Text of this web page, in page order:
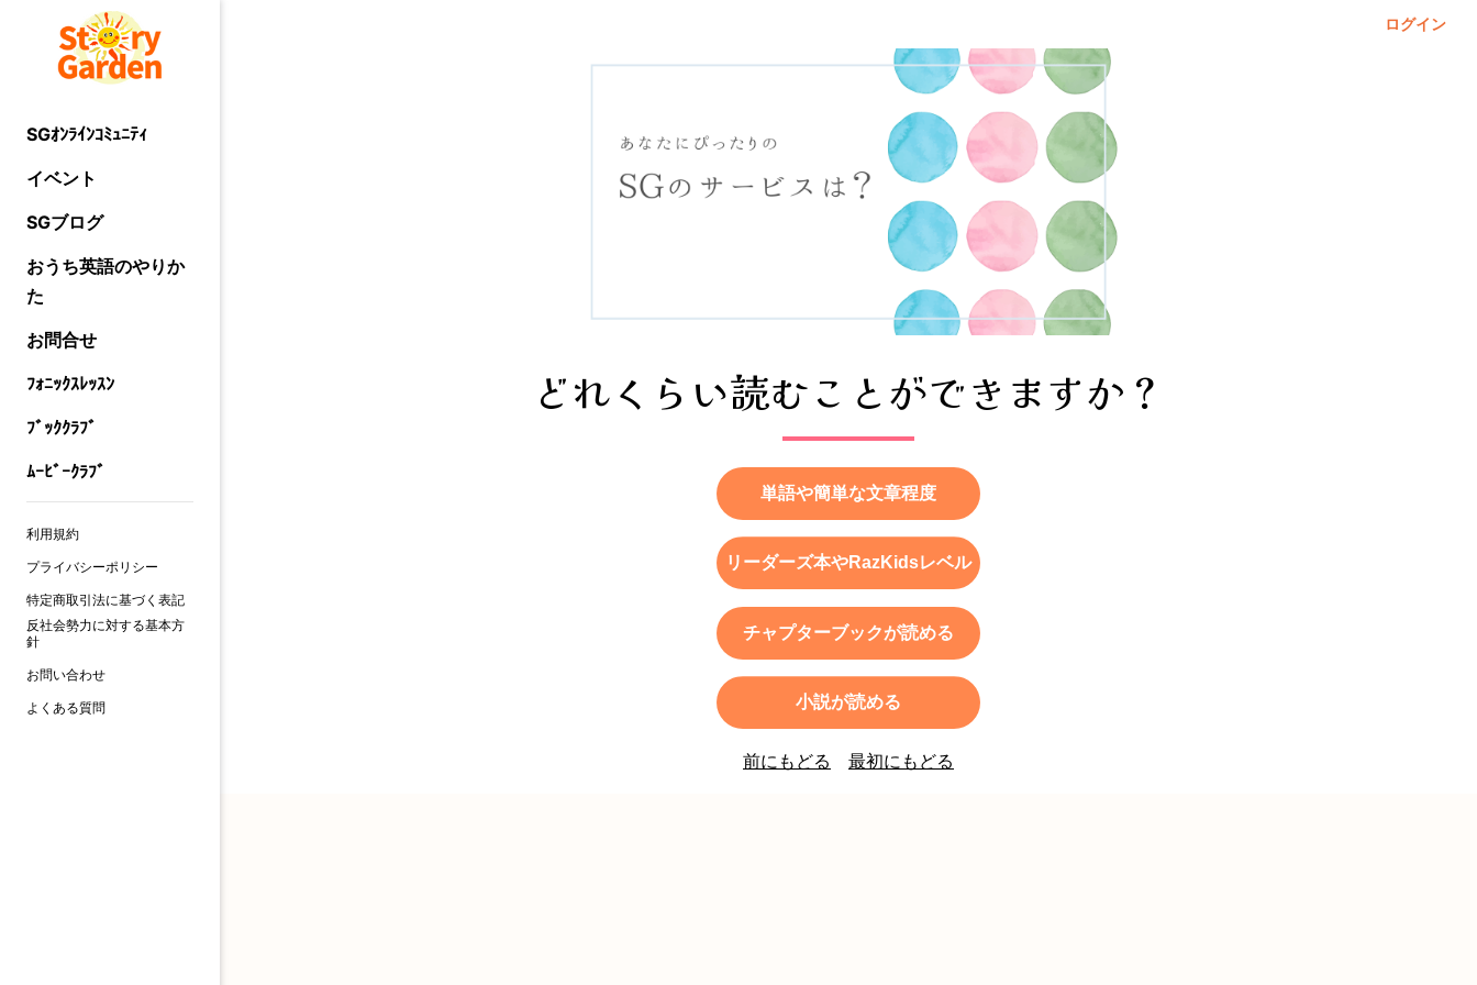
ログイン
SGｵﾝﾗｲﾝｺﾐｭﾆﾃｨ
イベント
SGブログ
おうち英語のやりか
た
お問合せ
ﾌｫﾆｯｸｽﾚｯｽﾝ
ﾌﾞｯｸｸﾗﾌﾞ
ﾑｰﾋﾞｰｸﾗﾌﾞ
利用規約
プライバシーポリシー
特定商取引法に基づく表記
反社会勢力に対する基本方
針
お問い合わせ
よくある質問
どれくらい読むことができますか？
単語や簡単な文章程度
リーダーズ本やRazKidsレベル
チャプターブックが読める
小説が読める
前にもどる 最初にもどる